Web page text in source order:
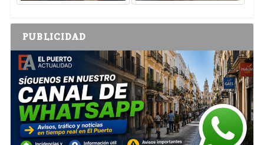
PUBLICIDAD